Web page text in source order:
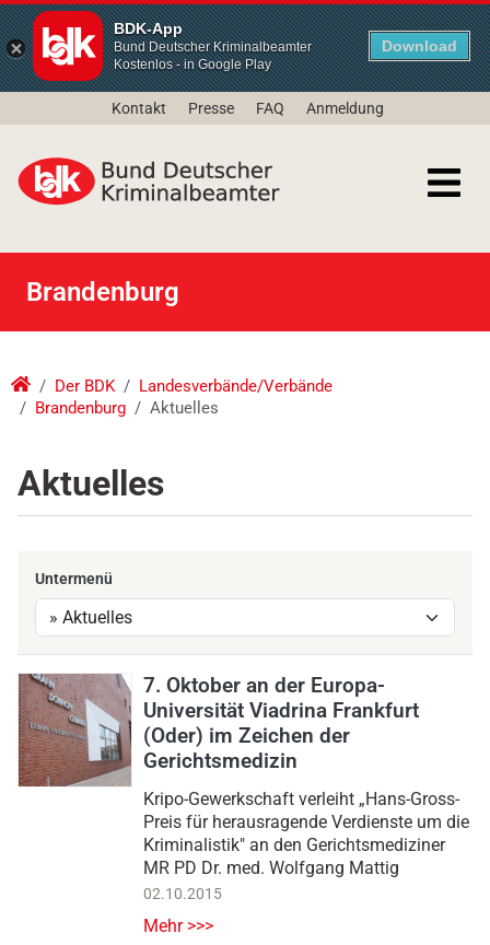
BDK-App
Bund Deutscher Kriminalbeamter
Kostenlos - in Google Play
Download
Kontakt Presse FAQ Anmeldung
Brandenburg
Der BDK
Landesverbände/Verbände
Brandenburg
Aktuelles
Aktuelles
Untermenü
7. Oktober an der Europa-
Universität Viadrina Frankfurt
(Oder) im Zeichen der
Gerichtsmedizin
Kripo-Gewerkschaft verleiht „Hans-Gross-
Preis für herausragende Verdienste um die
Kriminalistik" an den Gerichtsmediziner
MR PD Dr. med. Wolfgang Mattig
02.10.2015
Mehr >>>